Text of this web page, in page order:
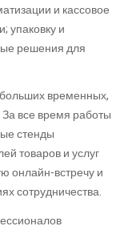
и кассовое
упаковку и
решения для
временных,
все время работы
стенды
товаров и услуг
онлайн-встречу и
сотрудничества.